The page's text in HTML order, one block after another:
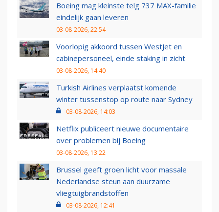
Boeing mag kleinste telg 737 MAX-familie
eindelijk gaan leveren
03-08-2026, 22:54
Voorlopig akkoord tussen WestJet en
cabinepersoneel, einde staking in zicht
03-08-2026, 14:40
Turkish Airlines verplaatst komende
winter tussenstop op route naar Sydney
03-08-2026, 14:03
Netflix publiceert nieuwe documentaire
over problemen bij Boeing
03-08-2026, 13:22
Brussel geeft groen licht voor massale
Nederlandse steun aan duurzame
vliegtuigbrandstoffen
03-08-2026, 12:41